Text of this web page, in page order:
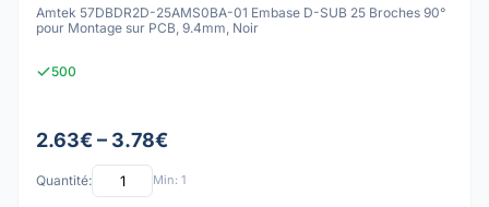
Amtek 57DBDR2D-25AMS0BA-01 Embase D-SUB 25 Broches 90°
pour Montage sur PCB, 9.4mm, Noir
500
2.63€ – 3.78€
Quantité: Min: 1